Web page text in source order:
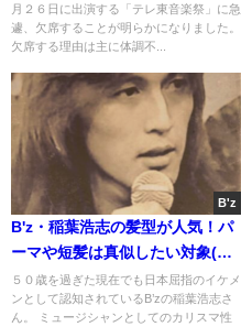
月２６日に出演する「テレ東音楽祭」に急
遽、欠席することが明らかになりました。
欠席する理由は主に体調不...
B'z
B'z・稲葉浩志の髪型が人気！パ
ーマや短髪は真似したい対象(画
像)
５０歳を過ぎた現在でも日本屈指のイケメ
ンとして認知されているB’zの稲葉浩志さ
ん。 ミュージシャンとしてのカリスマ性